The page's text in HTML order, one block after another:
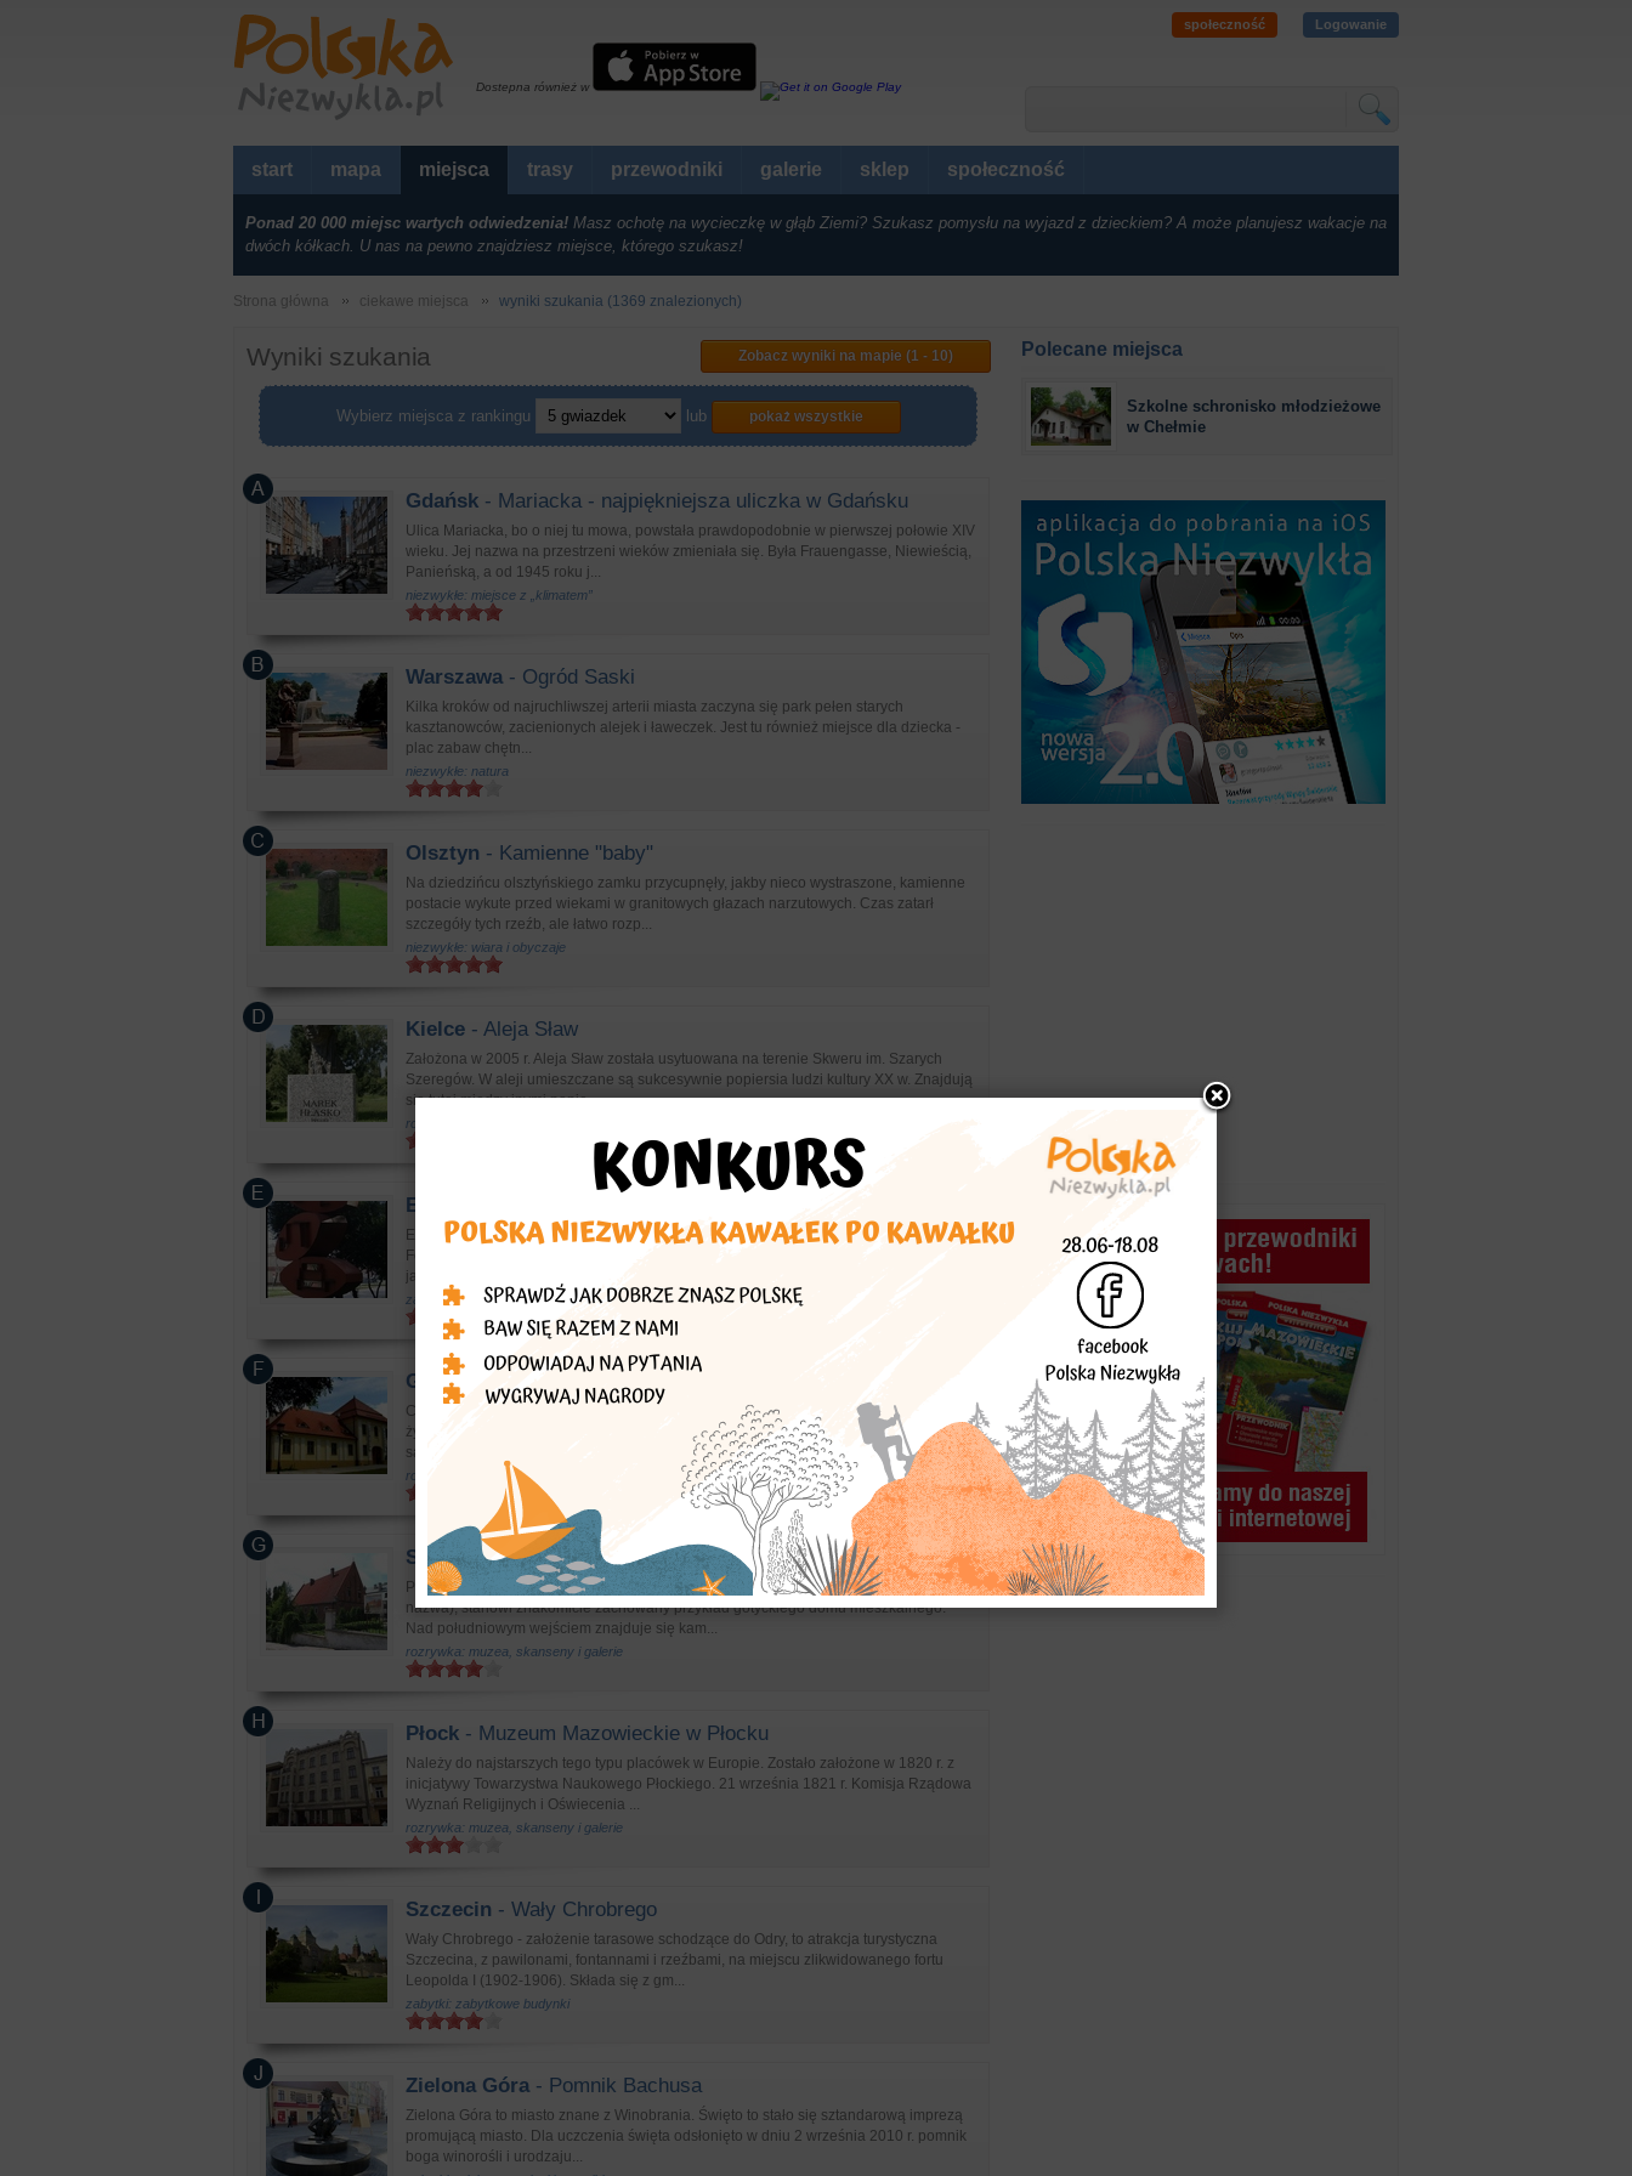
Dostepna również w
społeczność Logowanie
start mapa miejsca trasy przewodniki galerie sklep społeczność
Ponad 20 000 miejsc wartych odwiedzenia! Masz ochotę na wycieczkę w głąb Ziemi? Szukasz pomysłu na wyjazd z dzieckiem? A może planujesz wakacje na
dwóch kółkach. U nas na pewno znajdziesz miejsce, którego szukasz!
Strona główna ciekawe miejsca wyniki szukania (1369 znalezionych)
Wyniki szukania Zobacz wyniki na mapie (1 - 10)
Wybierz miejsca z rankingu lub pokaż wszystkie
Gdańsk - Mariacka - najpiękniejsza uliczka w Gdańsku
Ulica Mariacka, bo o niej tu mowa, powstała prawdopodobnie w pierwszej połowie XIV
wieku. Jej nazwa na przestrzeni wieków zmieniała się. Była Frauengasse, Niewieścią,
Panieńską, a od 1945 roku j...
niezwykłe: miejsce z „klimatem”
Warszawa- Ogród Saski
Kilka kroków od najruchliwszej arterii miasta zaczyna się park pełen starych
kasztanowców, zacienionych alejek i ławeczek. Jest tu również miejsce dla dziecka -
plac zabaw chętn...
niezwykłe: natura
Olsztyn - Kamienne "baby"
Na dziedzińcu olsztyńskiego zamku przycupnęły, jakby nieco wystraszone, kamienne
postacie wykute przed wiekami w granitowych głazach narzutowych. Czas zatarł
szczegóły tych rzeźb, ale łatwo rozp...
niezwykłe: wiara i obyczaje
Kielce - Aleja Sław
Założona w 2005 r. Aleja Sław została usytuowana na terenie Skweru im. Szarych
Szeregów. W aleji umieszczane są sukcesywnie popiersia ludzi kultury XX w. Znajdują
się tutaj miedzy inymi popie...
rozrywka: parki i centra rozrywki
Elbląg
Elbląskie formy przestrzenne są efektem imprez kulturalnych nazwanych Biennale
Form Przestrzennych. Pierwsze biennale rozpoczęło się 22 lipca 1965 roku. Ta idea,
jak nigdzie indziej, w Elblągu zosta...
zabytki: architektura i sztuka współczesna
Gniezno - Muzeum Archidiecezjalne
Cenne, cenniejsze, najcenniejsze Muzeum Archidiecezjalne zostało powołane do
życia w 1991 r i z pewnością warto je zobaczyć. Jego bogata kolekcja obejmuje rzeźby
sakralne, portrety trumienne i tkani...
rozrywka: muzea, skanseny i galerie
Sandomierz- Dom Długosza - Muzeum Diecezjalne
Pamiątki odległej przeszłości Zbudowany w 1476 r. z fundacji Jana Długosza (stąd
nazwa), stanowi znakomicie zachowany przykład gotyckiego domu mieszkalnego.
Nad południowym wejściem znajduje się kam...
rozrywka: muzea, skanseny i galerie
Płock - Muzeum Mazowieckie w Płocku
Należy do najstarszych tego typu placówek w Europie. Zostało założone w 1820 r. z
inicjatywy Towarzystwa Naukowego Płockiego. 21 września 1821 r. Komisja Rządowa
Wyznań Religijnych i Oświecenia ...
rozrywka: muzea, skanseny i galerie
Szczecin - Wały Chrobrego
Wały Chrobrego - założenie tarasowe schodzące do Odry, to atrakcja turystyczna
Szczecina, z pawilonami, fontannami i rzeźbami, na miejscu zlikwidowanego fortu
Leopolda I (1902-1906). Składa się z gm...
zabytki: zabytkowe budynki
Zielona Góra- Pomnik Bachusa
Zielona Góra to miasto znane z Winobrania. Święto to stało się sztandarową imprezą
promującą miasto. Dla uczczenia święta odsłonięto w dniu 2 września 2010 r. pomnik
boga winorośli i urodzaju...
Polecane miejsca
Szkolne schronisko młodzieżowe
w Chełmie